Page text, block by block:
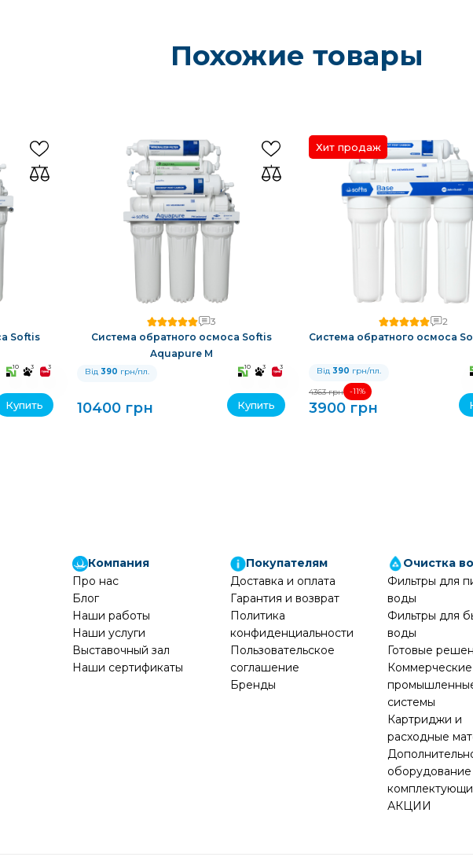
Похожие товары
Softis
10 3 3
Купить
3
Система обратного осмоса Softis
Aquapure M
Від 390 грн/пл. 10 3 3
10400 грн Купить
Хит продаж
2
Система обратного осмоса
Від 390 грн/пл.
4363 грн -11%
3900 грн
Компания
Про нас
Блог
Наши работы
Наши услуги
Выставочный зал
Наши сертификаты
Покупателям
Доставка и оплата
Гарантия и возврат
Политика
конфиденциальности
Пользовательское
соглашение
Бренды
Очистка
Фильтры для
воды
Фильтры для
воды
Готовые
системы
Картриджи и
расходные
оборудование
АКЦИИ